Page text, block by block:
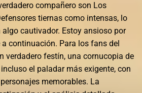
compañero son Los
tiernas como intensas, lo
cautivador. Estoy ansioso por
continuación. Para los fans del
verdadero festín, una cornucopia de
el paladar más exigente, con
memorables. La